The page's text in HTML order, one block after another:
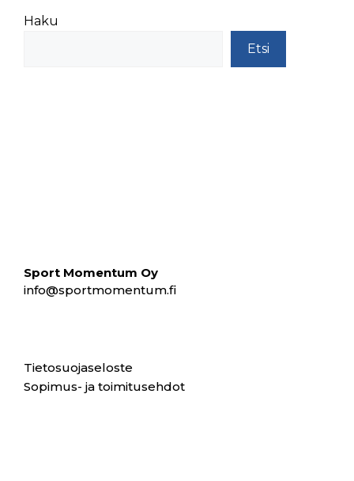
Haku
Etsi
Sport Momentum Oy
info@sportmomentum.fi
Tietosuojaseloste
Sopimus- ja toimitusehdot